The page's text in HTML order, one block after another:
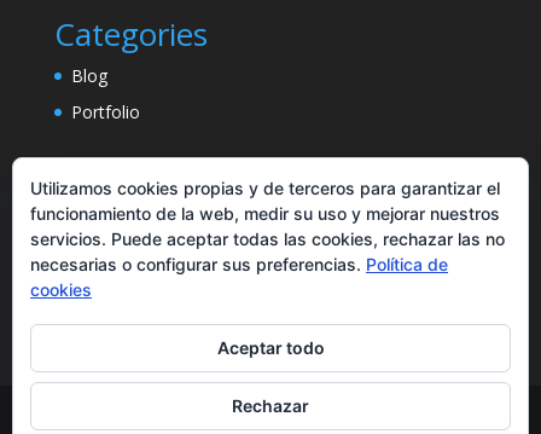
Categories
Blog
Portfolio
Utilizamos cookies propias y de terceros para garantizar el
funcionamiento de la web, medir su uso y mejorar nuestros
servicios. Puede aceptar todas las cookies, rechazar las no
necesarias o configurar sus preferencias. Política de
cookies
Aceptar todo
Rechazar